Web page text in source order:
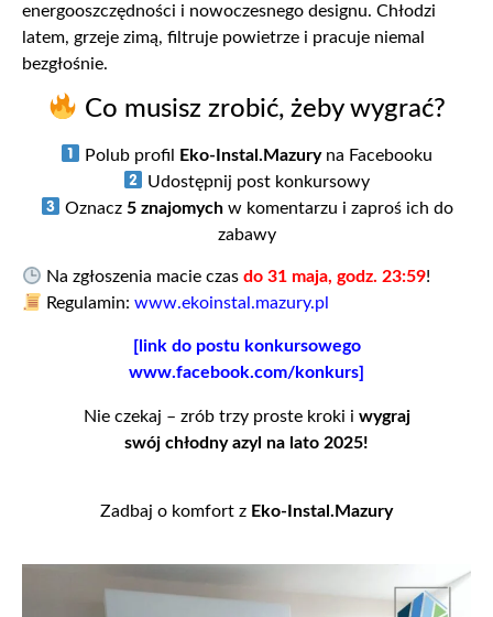
energooszczędności i nowoczesnego designu. Chłodzi
latem, grzeje zimą, filtruje powietrze i pracuje niemal
bezgłośnie.
Co musisz zrobić, żeby wygrać?
Polub profil Eko-Instal.Mazuryna Facebooku
Udostępnij post konkursowy
Oznacz 5 znajomychw komentarzu i zaproś ich do
zabawy
Na zgłoszenia macie czasdo 31 maja, godz. 23:59!
Regulamin:www.ekoinstal.mazury.pl
[link do postu konkursowego
www.facebook.com/konkurs]
Nie czekaj – zrób trzy proste kroki i wygraj
swój chłodny azyl na lato 2025!
Zadbaj o komfort z Eko-Instal.Mazury